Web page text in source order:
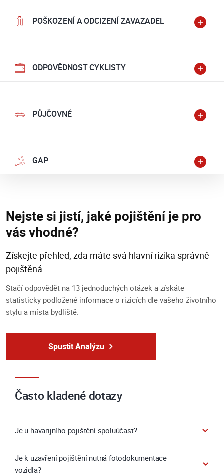
POŠKOZENÍ A ODCIZENÍ ZAVAZADEL
ODPOVĚDNOST CYKLISTY
PŮJČOVNÉ
GAP
Nejste si jistí, jaké pojištění je pro
vás vhodné?
Získejte přehled, zda máte svá hlavní rizika správně
pojištěná
Stačí odpovědět na 13 jednoduchých otázek a získáte
statisticky podložené informace o rizicích dle vašeho životního
stylu a místa bydliště.
Spustit Analýzu
Často kladené dotazy
Je u havarijního pojištění spoluúčast?
Je k uzavření pojištění nutná fotodokumentace
vozidla?